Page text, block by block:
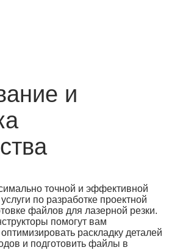
и
точной и эффективной
по разработке проектной
файлов для лазерной резки.
помогут вам
раскладку деталей
и подготовить файлы в